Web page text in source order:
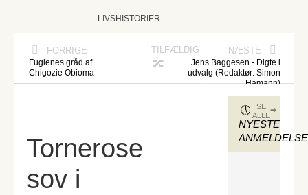
LIVSHISTORIER
FORRIGE
Fuglenes gråd af
Chigozie Obioma
TILFÆLDIG NÆSTE
Jens Baggesen - Digte i
udvalg (Redaktør: Simon
Hamann)
Tornerose
sov i
NYESTE
SE
ALLE